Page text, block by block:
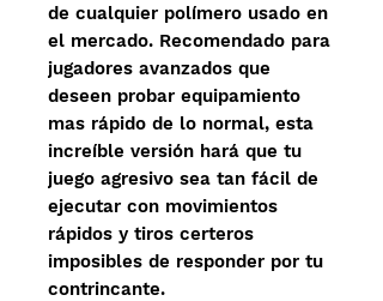
de cualquier polímero usado en
el mercado. Recomendado para
jugadores avanzados que
deseen probar equipamiento
mas rápido de lo normal, esta
increíble versión hará que tu
juego agresivo sea tan fácil de
ejecutar con movimientos
rápidos y tiros certeros
imposibles de responder por tu
contrincante.